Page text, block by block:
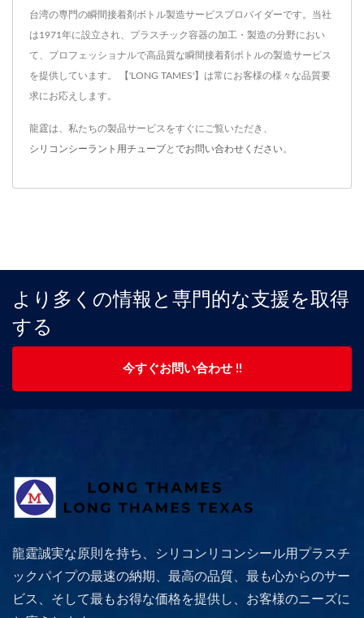
台湾の専門の瞬間接着剤ボトル製造サービスプロバイダーです。当社
は1971年に設立され、プラスチック容器の加工・製造の分野におい
て、プロフェッショナルで高品質な瞬間接着剤ボトルの製造サービス
を提供しています。 【'LONG TAMES'】は常にお客様の様々な品質要
求にお応えします。
龍霆は、私たちの製品サービスをすぐにご覧いただき、
シリコンシーラント用チューブと でお問い合わせください。
より多くの情報と専門的な支援を取得
する
今すぐお問い合わせ !!
龍霆誠実な原則を持ち、シリコンリコンシール用プラスチ
ックパイプの最速の納期、最高の品質、最も心からのサー
ビス、そして最もお得な価格を提供し、お客様のニーズに